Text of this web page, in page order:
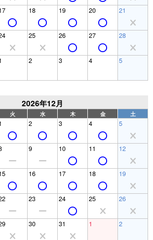
18 19 20 21
25 26 27 28
2 3 4 5
2026年12月
火 水 木 金 土
2 3 4 5
9 10 11 12
16 17 18 19
23 24 25 26
30 31 1 2